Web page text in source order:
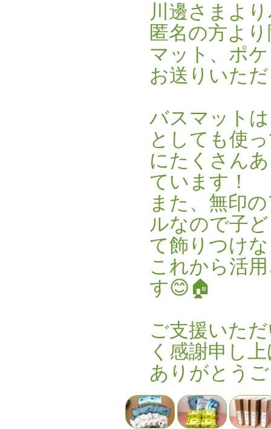
川邊さまよ
匿名の方よ
マット、ポ
お送りいた
バスマット
としても使
にたくさん
ています！
また、無印
ルなので子
て飾りつけ
これから活
す😊🏠
ご支援いた
く感謝申し
ありがとう